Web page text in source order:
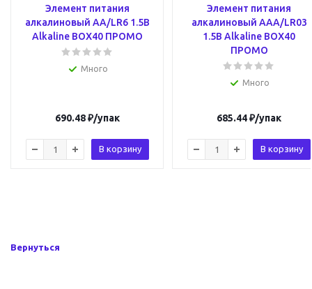
Элемент питания
алкалиновый AA/LR6 1.5В
Alkaline BOX40 ПРОМО
Много
690.48₽/упак
В корзину
Элемент питания
алкалиновый AAA/LR03
1.5В Alkaline BOX40
ПРОМО
Много
685.44₽/упак
В корзину
Вернуться